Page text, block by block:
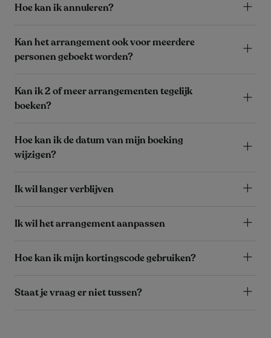
Hoe kan ik annuleren?
Kan het arrangement ook voor meerdere
personen geboekt worden?
Kan ik 2 of meer arrangementen tegelijk
boeken?
Hoe kan ik de datum van mijn boeking
wijzigen?
Ik wil langer verblijven
Ik wil het arrangement aanpassen
Hoe kan ik mijn kortingscode gebruiken?
Staat je vraag er niet tussen?